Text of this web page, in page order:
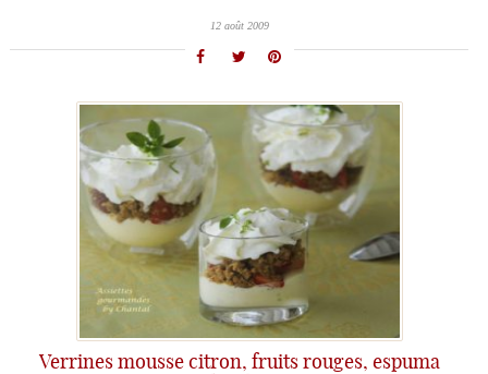
12 août 2009
Verrines mousse citron, fruits rouges, espuma